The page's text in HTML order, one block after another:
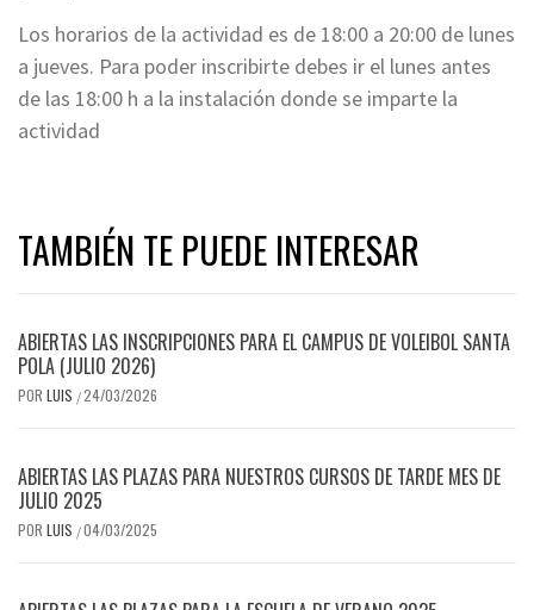
Los horarios de la actividad es de 18:00 a 20:00 de lunes
a jueves. Para poder inscribirte debes ir el lunes antes
de las 18:00 h a la instalación donde se imparte la
actividad
TAMBIÉN TE PUEDE INTERESAR
ABIERTAS LAS INSCRIPCIONES PARA EL CAMPUS DE VOLEIBOL SANTA
POLA (JULIO 2026)
POR LUIS /24/03/2026
ABIERTAS LAS PLAZAS PARA NUESTROS CURSOS DE TARDE MES DE
JULIO 2025
POR LUIS /04/03/2025